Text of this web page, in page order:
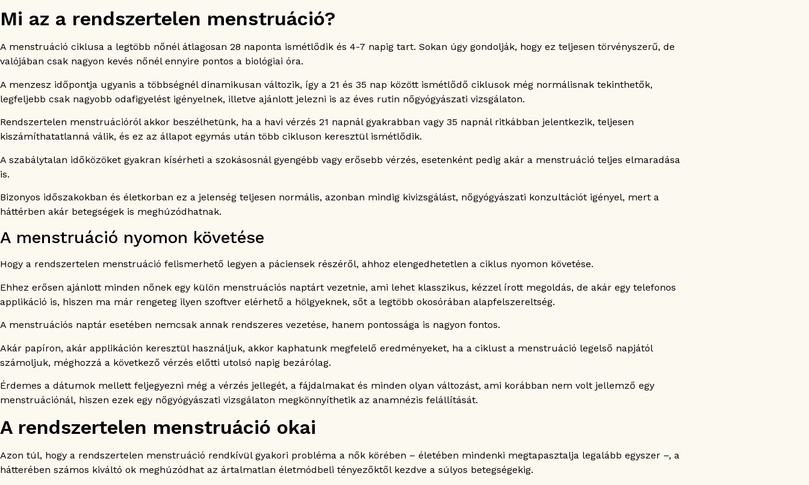
A rendszertelen menstruáció kezelése sebészeti úton
Gyakran ismételt kérdések
Mennyi késés számít normálisnak a menstruációnál?
Mikor lehet normális a rendszertelen menstruáció?
Lehet átmeneti a ciklus változása?
Mennyire gyakori a rendszertelen menstruáció?
A testsúly gyors változása is hatással lehet a menstruációra?
A rendszertelen menstruáció a teherbeesést is befolyásolhatja?
Mi az a rendszertelen menstruáció?
A menstruáció ciklusa a legtöbb nőnél átlagosan 28 naponta ismétlődik és 4-7 napig tart. Sokan úgy gondolják, hogy ez teljesen törvényszerű, de
valójában csak nagyon kevés nőnél ennyire pontos a biológiai óra.
A menzesz időpontja ugyanis a többségnél dinamikusan változik, így a 21 és 35 nap között ismétlődő ciklusok még normálisnak tekinthetők,
legfeljebb csak nagyobb odafigyelést igényelnek, illetve ajánlott jelezni is az éves rutin nőgyógyászati vizsgálaton.
Rendszertelen menstruációról akkor beszélhetünk, ha a havi vérzés 21 napnál gyakrabban vagy 35 napnál ritkábban jelentkezik, teljesen
kiszámíthatatlanná válik, és ez az állapot egymás után több cikluson keresztül ismétlődik.
A szabálytalan időközöket gyakran kísérheti a szokásosnál gyengébb vagy erősebb vérzés, esetenként pedig akár a menstruáció teljes elmaradása
is.
Bizonyos időszakokban és életkorban ez a jelenség teljesen normális, azonban mindig kivizsgálást, nőgyógyászati konzultációt igényel, mert a
háttérben akár betegségek is meghúzódhatnak.
A menstruáció nyomon követése
Hogy a rendszertelen menstruáció felismerhető legyen a páciensek részéről, ahhoz elengedhetetlen a ciklus nyomon követése.
Ehhez erősen ajánlott minden nőnek egy külön menstruációs naptárt vezetnie, ami lehet klasszikus, kézzel írott megoldás, de akár egy telefonos
applikáció is, hiszen ma már rengeteg ilyen szoftver elérhető a hölgyeknek, sőt a legtöbb okosórában alapfelszereltség.
A menstruációs naptár esetében nemcsak annak rendszeres vezetése, hanem pontossága is nagyon fontos.
Akár papíron, akár applikáción keresztül használjuk, akkor kaphatunk megfelelő eredményeket, ha a ciklust a menstruáció legelső napjától
számoljuk, méghozzá a következő vérzés előtti utolsó napig bezárólag.
Érdemes a dátumok mellett feljegyezni még a vérzés jellegét, a fájdalmakat és minden olyan változást, ami korábban nem volt jellemző egy
menstruációnál, hiszen ezek egy nőgyógyászati vizsgálaton megkönnyíthetik az anamnézis felállítását.
A rendszertelen menstruáció okai
Azon túl, hogy a rendszertelen menstruáció rendkívül gyakori probléma a nők körében – életében mindenki megtapasztalja legalább egyszer –, a
hátterében számos kiváltó ok meghúzódhat az ártalmatlan életmódbeli tényezőktől kezdve a súlyos betegségekig.